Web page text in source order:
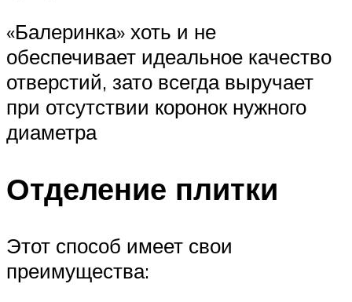
«Балеринка» хоть и не
обеспечивает идеальное качество
отверстий, зато всегда выручает
при отсутствии коронок нужного
диаметра
Отделение плитки
Этот способ имеет свои
преимущества: